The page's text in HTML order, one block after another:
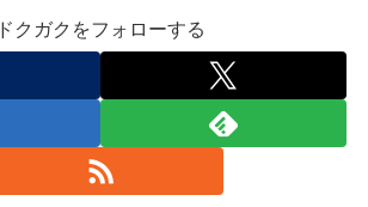
ドクガクをフォローする